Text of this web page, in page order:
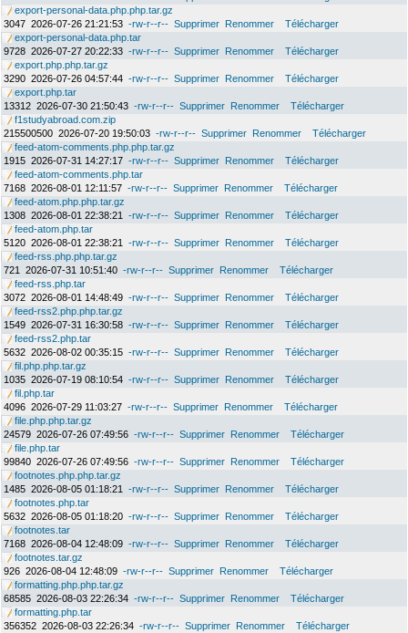
export-personal-data.php.php.tar.gz
3047 2026-07-26 21:21:53 -rw-r--r-- Supprimer Renommer
Télécharger
export-personal-data.php.tar
9728 2026-07-27 20:22:33 -rw-r--r-- Supprimer Renommer
Télécharger
export.php.php.tar.gz
3290 2026-07-26 04:57:44 -rw-r--r-- Supprimer Renommer
Télécharger
export.php.tar
13312 2026-07-30 21:50:43 -rw-r--r-- Supprimer Renommer
Télécharger
f1studyabroad.com.zip
215500500 2026-07-20 19:50:03 -rw-r--r-- Supprimer Renommer
Télécharger
feed-atom-comments.php.php.tar.gz
1915 2026-07-31 14:27:17 -rw-r--r-- Supprimer Renommer
Télécharger
feed-atom-comments.php.tar
7168 2026-08-01 12:11:57 -rw-r--r-- Supprimer Renommer
Télécharger
feed-atom.php.php.tar.gz
1308 2026-08-01 22:38:21 -rw-r--r-- Supprimer Renommer
Télécharger
feed-atom.php.tar
5120 2026-08-01 22:38:21 -rw-r--r-- Supprimer Renommer
Télécharger
feed-rss.php.php.tar.gz
721
2026-07-31 10:51:40 -rw-r--r-- Supprimer Renommer
Télécharger
feed-rss.php.tar
3072 2026-08-01 14:48:49 -rw-r--r-- Supprimer Renommer
Télécharger
feed-rss2.php.php.tar.gz
1549 2026-07-31 16:30:58 -rw-r--r-- Supprimer Renommer
Télécharger
feed-rss2.php.tar
5632 2026-08-02 00:35:15 -rw-r--r-- Supprimer Renommer
Télécharger
fil.php.php.tar.gz
1035 2026-07-19 08:10:54 -rw-r--r-- Supprimer Renommer
Télécharger
fil.php.tar
4096 2026-07-29 11:03:27 -rw-r--r-- Supprimer Renommer
Télécharger
file.php.php.tar.gz
24579 2026-07-26 07:49:56 -rw-r--r-- Supprimer Renommer
Télécharger
file.php.tar
99840 2026-07-26 07:49:56 -rw-r--r-- Supprimer Renommer
Télécharger
footnotes.php.php.tar.gz
1485 2026-08-05 01:18:21 -rw-r--r-- Supprimer Renommer
Télécharger
footnotes.php.tar
5632 2026-08-05 01:18:20 -rw-r--r-- Supprimer Renommer
Télécharger
footnotes.tar
7168 2026-08-04 12:48:09 -rw-r--r-- Supprimer Renommer
Télécharger
footnotes.tar.gz
926 2026-08-04 12:48:09 -rw-r--r-- Supprimer Renommer
Télécharger
formatting.php.php.tar.gz
68585 2026-08-03 22:26:34 -rw-r--r-- Supprimer Renommer
Télécharger
formatting.php.tar
356352 2026-08-03 22:26:34 -rw-r--r-- Supprimer Renommer
Télécharger